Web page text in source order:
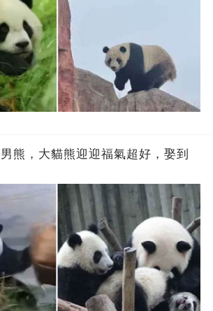
熊，大貓熊迎迎福氣超好，娶到